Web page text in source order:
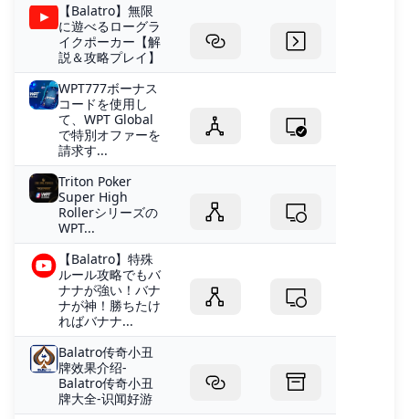
【Balatro】無限
に遊べるローグラ
イクポーカー【解
説＆攻略プレイ】
WPT777ボーナス
コードを使用し
て、WPT Global
で特別オファーを
請求す...
Triton Poker
Super High
Rollerシリーズの
WPT...
【Balatro】特殊
ルール攻略でもバ
ナナが強い！バナ
ナが神！勝ちたけ
ればバナナ...
Balatro传奇小丑
牌效果介绍-
Balatro传奇小丑
牌大全-识闻好游